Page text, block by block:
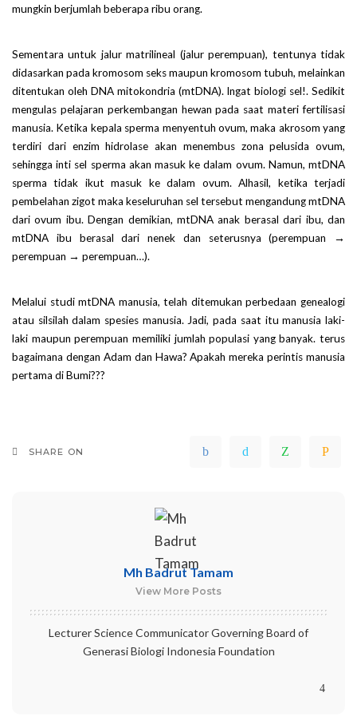
mungkin berjumlah beberapa ribu orang.
Sementara untuk jalur matrilineal (jalur perempuan), tentunya tidak
didasarkan pada kromosom seks maupun kromosom tubuh, melainkan
ditentukan oleh DNA mitokondria (mtDNA). Ingat biologi sel!. Sedikit
mengulas pelajaran perkembangan hewan pada saat materi fertilisasi
manusia. Ketika kepala sperma menyentuh ovum, maka akrosom yang
terdiri dari enzim hidrolase akan menembus zona pelusida ovum,
sehingga inti sel sperma akan masuk ke dalam ovum. Namun, mtDNA
sperma tidak ikut masuk ke dalam ovum. Alhasil, ketika terjadi
pembelahan zigot maka keseluruhan sel tersebut mengandung mtDNA
dari ovum ibu. Dengan demikian, mtDNA anak berasal dari ibu, dan
mtDNA ibu berasal dari nenek dan seterusnya (perempuan →
perempuan → perempuan…).
Melalui studi mtDNA manusia, telah ditemukan perbedaan genealogi
atau silsilah dalam spesies manusia. Jadi, pada saat itu manusia laki-
laki maupun perempuan memiliki jumlah populasi yang banyak. terus
bagaimana dengan Adam dan Hawa? Apakah mereka perintis manusia
pertama di Bumi???
SHARE ON
Mh Badrut Tamam
View More Posts
Lecturer Science Communicator Governing Board of
Generasi Biologi Indonesia Foundation